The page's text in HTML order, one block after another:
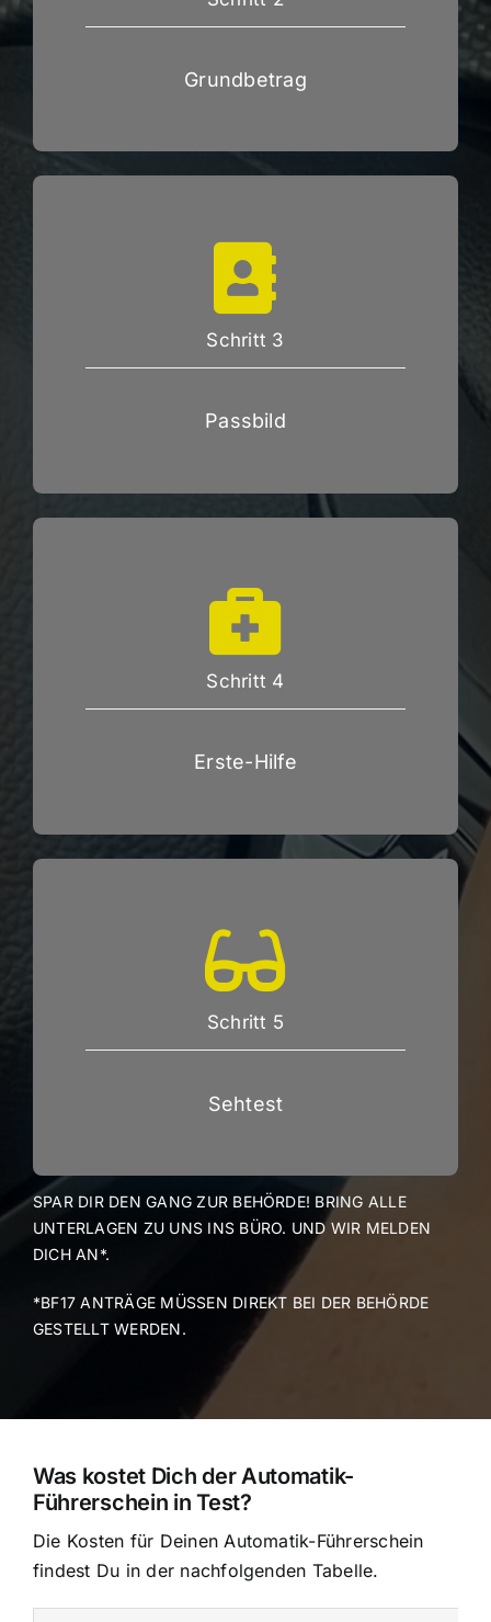
Grundbetrag
Schritt 3
Passbild
Schritt 4
Erste-Hilfe
Schritt 5
Sehtest
SPAR DIR DEN GANG ZUR BEHÖRDE! BRING ALLE
UNTERLAGEN ZU UNS INS BÜRO. UND WIR MELDEN
DICH AN*.
*BF17 ANTRÄGE MÜSSEN DIREKT BEI DER BEHÖRDE
GESTELLT WERDEN.
Was kostet Dich der Automatik-
Führerschein in Test?
Die Kosten für Deinen Automatik-Führerschein
findest Du in der nachfolgenden Tabelle.